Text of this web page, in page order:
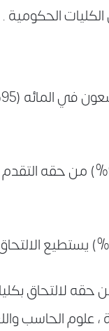
الحكومية .
ومن حصل علي مجموع تسعون في
الطالب علي مجموع 70 % فمن
علوم الحاسب